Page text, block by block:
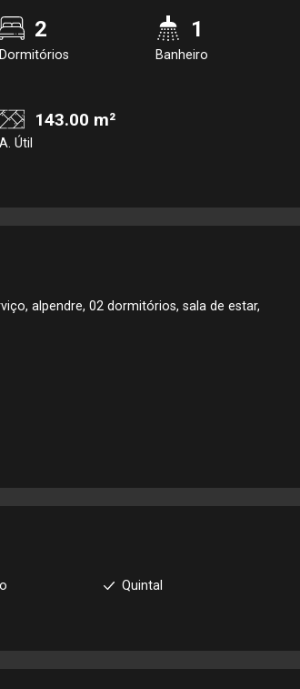
2
Dormitórios
1
Banheiro
143.00 m²
A. Útil
alpendre, 02 dormitórios, sala de estar,
Quintal